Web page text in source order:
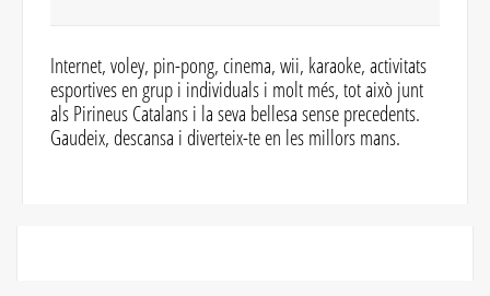
Internet, voley, pin-pong, cinema, wii, karaoke, activitats
esportives en grup i individuals i molt més, tot això junt
als Pirineus Catalans i la seva bellesa sense precedents.
Gaudeix, descansa i diverteix-te en les millors mans.